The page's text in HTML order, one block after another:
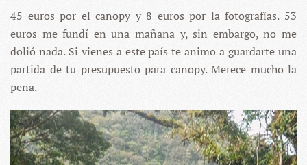
45 euros por el canopy y 8 euros por la fotografías. 53
euros me fundí en una mañana y, sin embargo, no me
dolió nada. Si vienes a este país te animo a guardarte una
partida de tu presupuesto para canopy. Merece mucho la
pena.